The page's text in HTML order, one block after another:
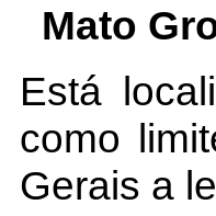
Mato
Está
como
Gerais a